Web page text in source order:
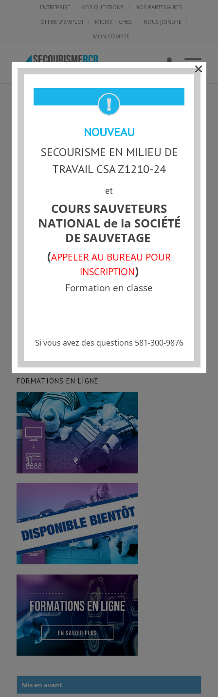
ENTREPRISE VOS QUESTIONS
NOS PARTENAIRES
OFFRE D’EMPLOI
MICRO-FICHES
NOUS JOINDRE
MON COMPTE
HÉROS-EN-30—LOGO
Partager cette publication
FORMATIONS EN LIGNE
Mis en avant
NOUVEAU
SECOURISME EN MILIEU DE
TRAVAIL CSA Z1210-24
et
COURS SAUVETEURS
NATIONAL de la SOCIÉTÉ
DE SAUVETAGE
(APPELER AU BUREAU POUR
INSCRIPTION)
Formation en classe
Si vous avez des questions 581-300-9876
×